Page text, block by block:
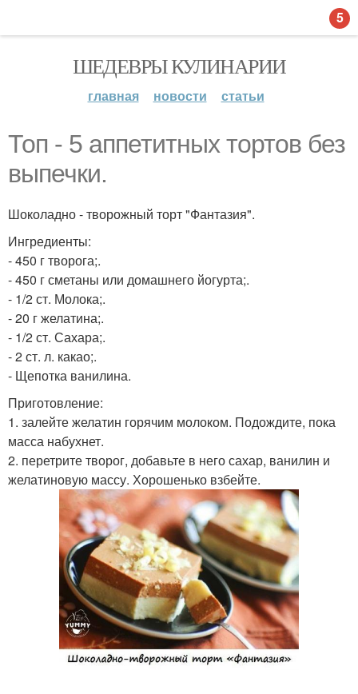
ШЕДЕВРЫ КУЛИНАРИИ
главная новости статьи
Топ - 5 аппетитных тортов без
выпечки.
Шоколадно - творожный торт "Фантазия".
Ингредиенты:
- 450 г творога;.
- 450 г сметаны или домашнего йогурта;.
- 1/2 ст. Молока;.
- 20 г желатина;.
- 1/2 ст. Сахара;.
- 2 ст. л. какао;.
- Щепотка ванилина.
Приготовление:
1. залейте желатин горячим молоком. Подождите, пока
масса набухнет.
2. перетрите творог, добавьте в него сахар, ванилин и
желатиновую массу. Хорошенько взбейте.
5